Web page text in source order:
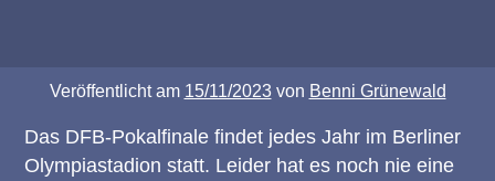
Veröffentlicht am 15/11/2023von Benni Grünewald
Das DFB-Pokalfinale findet jedes Jahr im Berliner
Olympiastadion statt. Leider hat es noch nie eine